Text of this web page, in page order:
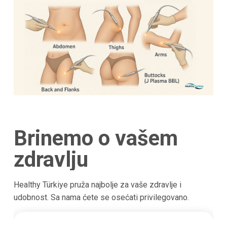
Brinemo o vašem
zdravlju
Healthy Türkiye pruža najbolje za vaše zdravlje i
udobnost. Sa nama ćete se osećati privilegovano.